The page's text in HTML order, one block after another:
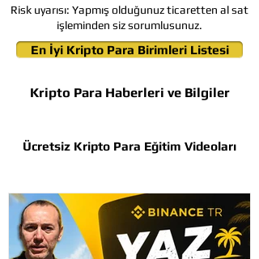
Ücretsiz Kripto Para Eğitim Videoları
Kripto Para Haberleri ve Bilgiler
En İyi Kripto Para Birimleri Listesi
Risk uyarısı: Yapmış olduğunuz ticaretten al sat
işleminden siz sorumlusunuz.